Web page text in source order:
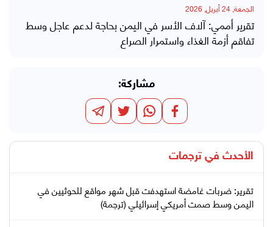
الجمعة, 24 أبريل, 2026
تقرير أممي: آلاف الأسر في اليمن بحاجة لدعم عاجل وسط
تفاقم أزمة الغذاء واستمرار الصراع
مشاركة:
الأحدث في ترجمات
تقرير: ضربات غامضة استهدفت قبل شهر مواقع للحوثيين في
اليمن وسط صمت أمريكي إسرائيلي (ترجمة)